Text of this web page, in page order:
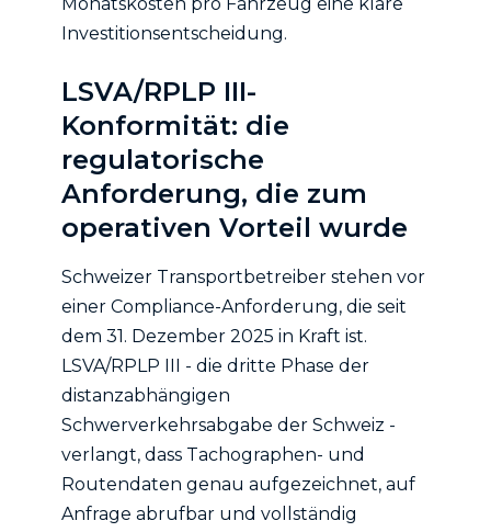
Investitionsentscheidung.
LSVA/RPLP III-
Konformität: die
regulatorische
Anforderung, die zum
operativen Vorteil wurde
Schweizer Transportbetreiber stehen vor
einer Compliance-Anforderung, die seit
dem 31. Dezember 2025 in Kraft ist.
LSVA/RPLP III - die dritte Phase der
distanzabhängigen
Schwerverkehrsabgabe der Schweiz -
verlangt, dass Tachographen- und
Routendaten genau aufgezeichnet, auf
Anfrage abrufbar und vollständig